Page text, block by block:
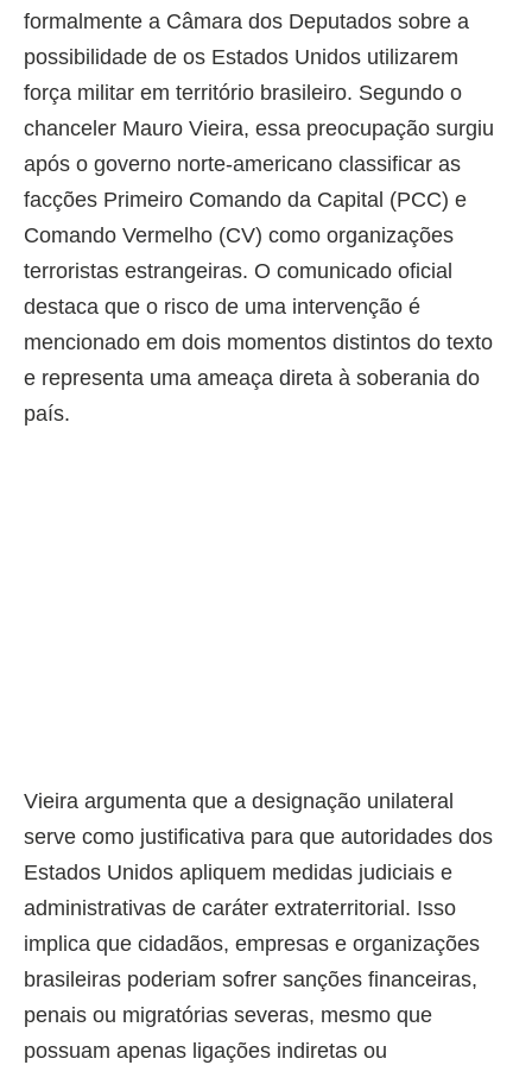
formalmente a Câmara dos Deputados sobre a
possibilidade de os Estados Unidos utilizarem
força militar em território brasileiro. Segundo o
chanceler Mauro Vieira, essa preocupação surgiu
após o governo norte-americano classificar as
facções Primeiro Comando da Capital (PCC) e
Comando Vermelho (CV) como organizações
terroristas estrangeiras. O comunicado oficial
destaca que o risco de uma intervenção é
mencionado em dois momentos distintos do texto
e representa uma ameaça direta à soberania do
país.
Vieira argumenta que a designação unilateral
serve como justificativa para que autoridades dos
Estados Unidos apliquem medidas judiciais e
administrativas de caráter extraterritorial. Isso
implica que cidadãos, empresas e organizações
brasileiras poderiam sofrer sanções financeiras,
penais ou migratórias severas, mesmo que
possuam apenas ligações indiretas ou